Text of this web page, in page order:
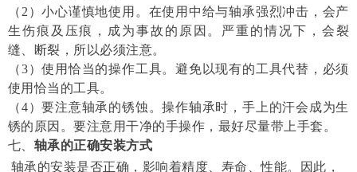
（ 2 ）小心谨慎地使用。 在使用中给与轴承强烈冲击，会产
生伤痕及压痕，成为事故的原因。严重的情况下，会裂
缝、断裂，所以必须注意。
（3）使用恰当的操作工具。避免以现有的工具代替，必须
使用恰当的工具。
（4）要注意轴承的锈蚀。操作轴承时，手上的汗会成为生
锈的原因。要注意用干净的手操作，最好尽量带上手套。
七、 轴承的正确安装方式
轴承的安装是否正确，影响着精度、寿命、性能。因此，